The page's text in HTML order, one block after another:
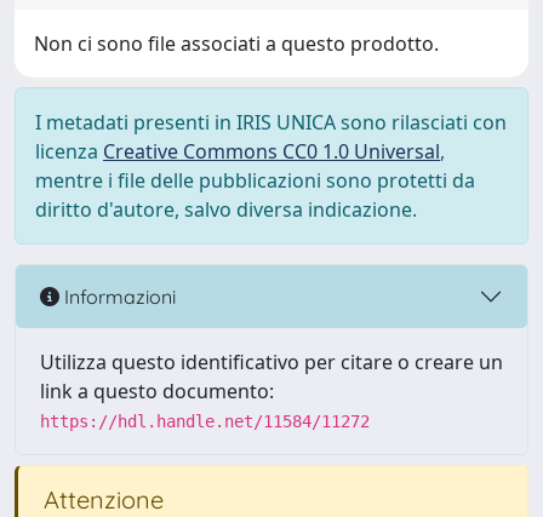
Non ci sono file associati a questo prodotto.
I metadati presenti in IRIS UNICA sono rilasciati con
licenza Creative Commons CC0 1.0 Universal,
mentre i file delle pubblicazioni sono protetti da
diritto d'autore, salvo diversa indicazione.
Informazioni
Utilizza questo identificativo per citare o creare un
link a questo documento:
https://hdl.handle.net/11584/11272
Attenzione